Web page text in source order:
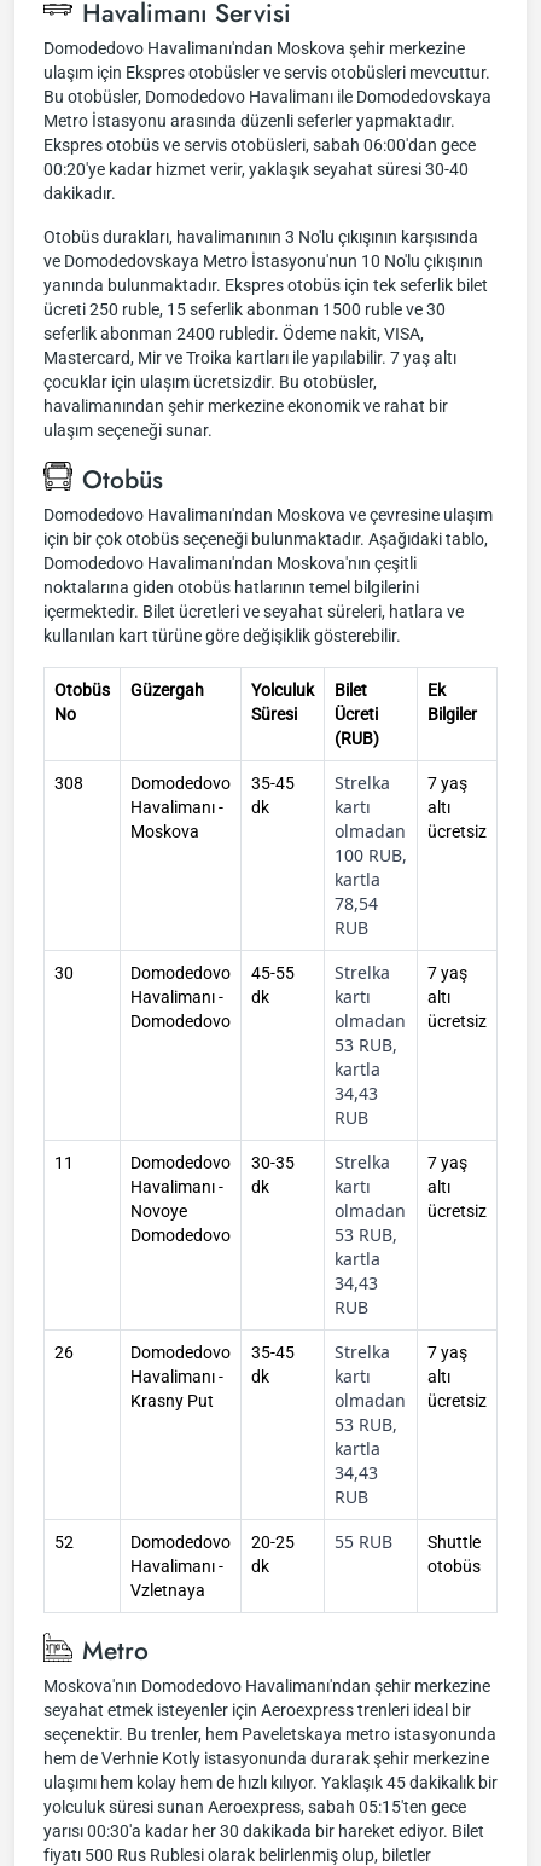
Havalimanı Servisi
Domodedovo Havalimanı'ndan Moskova şehir merkezine
ulaşım için Ekspres otobüsler ve servis otobüsleri mevcuttur.
Bu otobüsler, Domodedovo Havalimanı ile Domodedovskaya
Metro İstasyonu arasında düzenli seferler yapmaktadır.
Ekspres otobüs ve servis otobüsleri, sabah 06:00'dan gece
00:20'ye kadar hizmet verir, yaklaşık seyahat süresi 30-40
dakikadır.
Otobüs durakları, havalimanının 3 No'lu çıkışının karşısında
ve Domodedovskaya Metro İstasyonu'nun 10 No'lu çıkışının
yanında bulunmaktadır. Ekspres otobüs için tek seferlik bilet
ücreti 250 ruble, 15 seferlik abonman 1500 ruble ve 30
seferlik abonman 2400 rubledir. Ödeme nakit, VISA,
Mastercard, Mir ve Troika kartları ile yapılabilir. 7 yaş altı
çocuklar için ulaşım ücretsizdir. Bu otobüsler,
havalimanından şehir merkezine ekonomik ve rahat bir
ulaşım seçeneği sunar.
Otobüs
Domodedovo Havalimanı'ndan Moskova ve çevresine ulaşım
için bir çok otobüs seçeneği bulunmaktadır. Aşağıdaki tablo,
Domodedovo Havalimanı'ndan Moskova'nın çeşitli
noktalarına giden otobüs hatlarının temel bilgilerini
içermektedir. Bilet ücretleri ve seyahat süreleri, hatlara ve
kullanılan kart türüne göre değişiklik gösterebilir.
Otobüs
No
Güzergah
Yolculuk
Süresi
Bilet
Ücreti
(RUB)
Ek
Bilgiler
308
Domodedovo
Havalimanı -
Moskova
35-45
dk
Strelka
kartı
olmadan
100 RUB,
kartla
78,54
RUB
7 yaş
altı
ücretsiz
30
Domodedovo
Havalimanı -
Domodedovo
45-55
dk
Strelka
kartı
olmadan
53 RUB,
kartla
34,43
RUB
7 yaş
altı
ücretsiz
11
Domodedovo
Havalimanı -
Novoye
Domodedovo
30-35
dk
Strelka
kartı
olmadan
53 RUB,
kartla
34,43
RUB
7 yaş
altı
ücretsiz
26
Domodedovo
Havalimanı -
Krasny Put
35-45
dk
Strelka
kartı
olmadan
53 RUB,
kartla
34,43
RUB
7 yaş
altı
ücretsiz
52
Domodedovo
Havalimanı -
Vzletnaya
20-25
dk
55 RUB
Shuttle
otobüs
Metro
Moskova'nın Domodedovo Havalimanı'ndan şehir merkezine
seyahat etmek isteyenler için Aeroexpress trenleri ideal bir
seçenektir. Bu trenler, hem Paveletskaya metro istasyonunda
hem de Verhnie Kotly istasyonunda durarak şehir merkezine
ulaşımı hem kolay hem de hızlı kılıyor. Yaklaşık 45 dakikalık bir
yolculuk süresi sunan Aeroexpress, sabah 05:15'ten gece
yarısı 00:30'a kadar her 30 dakikada bir hareket ediyor. Bilet
fiyatı 500 Rus Rublesi olarak belirlenmiş olup, biletler